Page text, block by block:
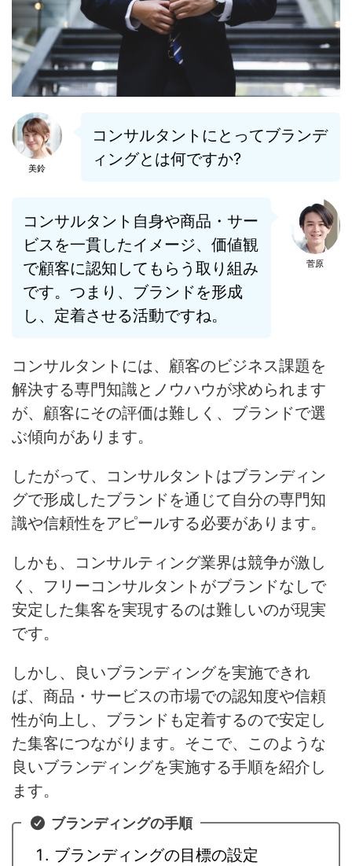
美鈴
コンサルタントにとってブランデ
ィングとは何ですか?
菅原
コンサルタント自身や商品・サー
ビスを一貫したイメージ、価値観
で顧客に認知してもらう取り組み
です。つまり、ブランドを形成
し、定着させる活動ですね。
コンサルタントには、顧客のビジネス課題を
解決する専門知識とノウハウが求められます
が、顧客にその評価は難しく、ブランドで選
ぶ傾向があります。
したがって、コンサルタントはブランディン
グで形成したブランドを通じて自分の専門知
識や信頼性をアピールする必要があります。
しかも、
コンサルティング業界は競争が激し
く、フリーコンサルタントがブランドなしで
安定した集客を実現するのは難しいのが現実
です。
しかし、
良いブランディングを実施できれ
ば、商品・サービスの市場での認知度や信頼
性が向上し、ブランドも定着するので安定し
た集客につながります。そこで、このような
良いブランディングを実施する手順を紹介し
ます。
ブランディングの手順
ブランディングの目標の設定